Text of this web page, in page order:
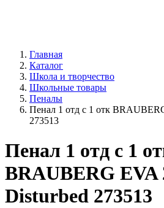
Главная
Каталог
Школа и творчество
Школьные товары
Пеналы
Пенал 1 отд с 1 отк
273513
Пенал 1 отд с 1
BRAUBERG EVA
Disturbed 273513